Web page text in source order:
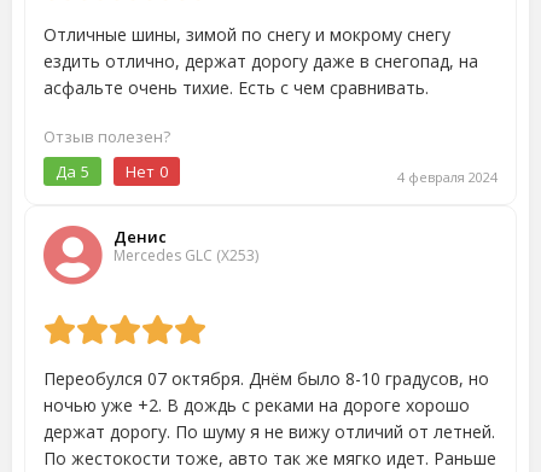
4 февраля 2024
Отличные шины, зимой по снегу и мокрому снегу
ездить отлично, держат дорогу даже в снегопад, на
асфальте очень тихие. Есть с чем сравнивать.
Отзыв полезен?
Да 5 Нет 0
Денис
Mercedes GLC (X253)
Переобулся 07 октября. Днём было 8-10 градусов, но
ночью уже +2. В дождь с реками на дороге хорошо
держат дорогу. По шуму я не вижу отличий от летней.
По жестокости тоже, авто так же мягко идет. Раньше